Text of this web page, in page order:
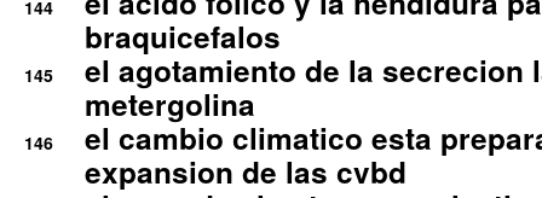
144
braquicefalos
145
el agotamiento de la secrecion
metergolina
146
el cambio climatico esta
expansion de las cvbd